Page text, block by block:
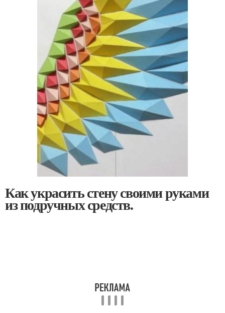
Как украсить стену своими руками
из подручных средств.